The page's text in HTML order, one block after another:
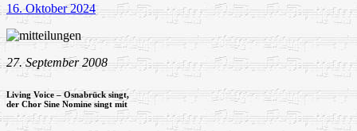
16. Oktober 2024
27. September 2008
Living Voice – Osnabrück singt,
der Chor Sine Nomine singt mit